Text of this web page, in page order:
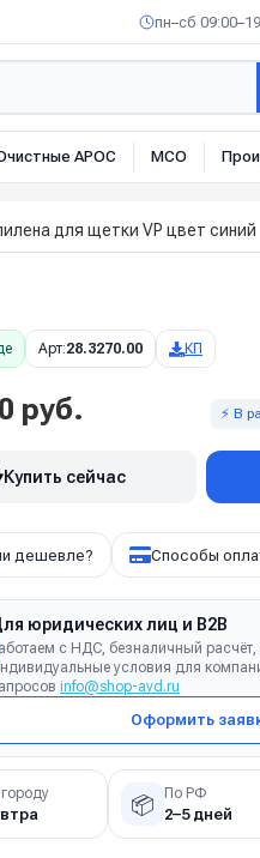
пн–сб
АРОС МСО
для щетки VP цвет синий
Арт:28.3270.00 КП
руб. ⚡ В
Купить сейчас
дешевле? Способы
юридических лиц и B2B
с НДС, безналичный
условия для
info@shop-avd.ru
Оформить
📦 По РФ
2–5 дней